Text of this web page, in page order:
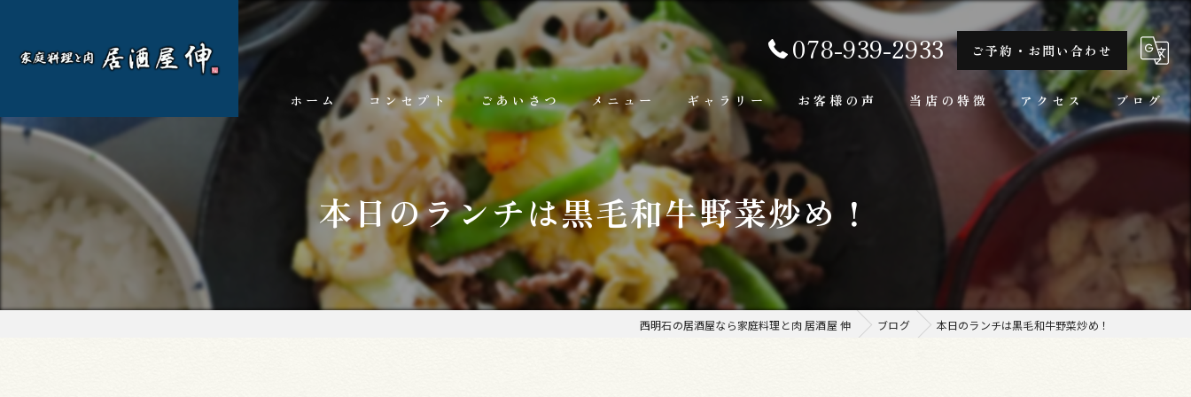
078-939-2933 ご予約・お問い合わせ
ホーム コンセプト ごあいさつ メニュー
ランチ
お料理
お飲み物
ギャラリー お客様の声 当店の特徴 アクセス ブログ
本日のランチは黒毛和牛野菜炒め！
西明石の居酒屋なら家庭料理と肉 居酒屋 伸 ブログ 本日のランチは黒毛和牛野菜炒め！